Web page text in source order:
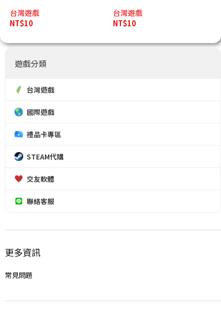
台灣遊戲
NT$10
台灣遊戲
NT$10
遊戲分類
台灣遊戲
國際遊戲
禮品卡專區
STEAM代購
交友軟體
聯絡客服
更多資訊
常見問題